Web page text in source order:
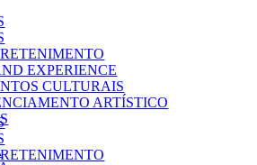
EXPERIENCE
CULTURAIS
ARTÍSTICO